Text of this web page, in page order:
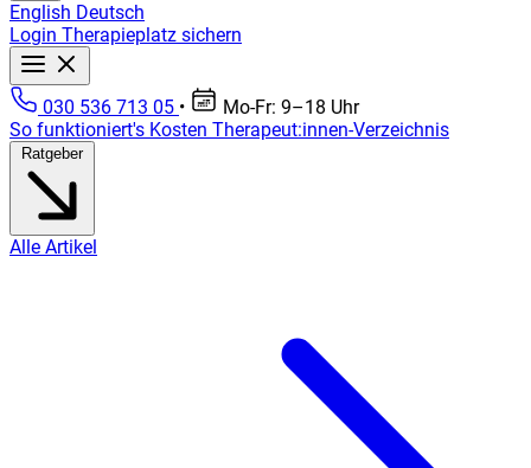
English Deutsch
Login Therapieplatz sichern
030 536 713 05 •
Mo-Fr: 9–18 Uhr
So funktioniert's Kosten Therapeut:innen-Verzeichnis
Ratgeber
Alle Artikel